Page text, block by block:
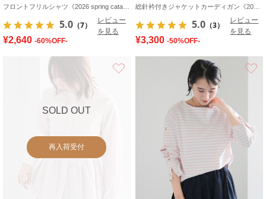
5.0 （7）
レビュー
を見る
¥2,640 -60%OFF-
5.0 （3）
レビュー
を見る
¥3,300 -50%OFF-
SOLD OUT
再入荷受付